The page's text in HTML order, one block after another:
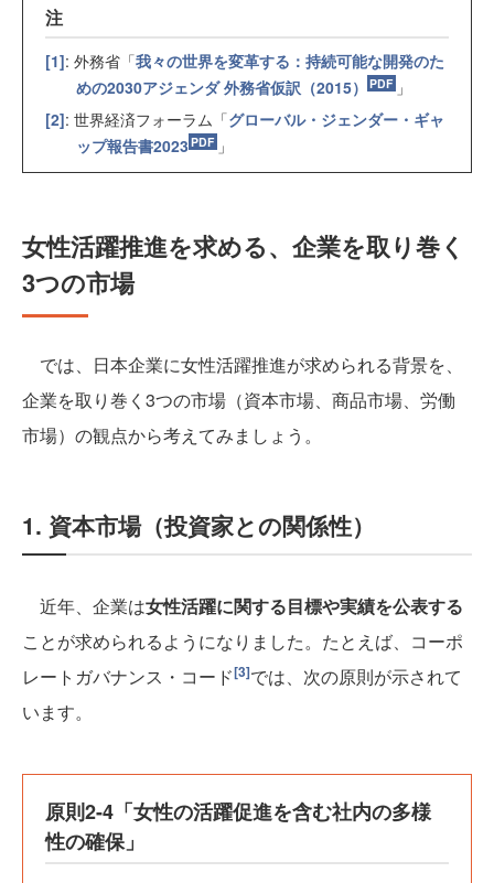
注
[1]: 外務省「我々の世界を変革する：持続可能な開発のた
めの2030アジェンダ 外務省仮訳（2015）
」
[2]: 世界経済フォーラム「グローバル・ジェンダー・ギャ
ップ報告書2023
」
女性活躍推進を求める、企業を取り巻く
3つの市場
では、日本企業に女性活躍推進が求められる背景を、
企業を取り巻く3つの市場（資本市場、商品市場、労働
市場）の観点から考えてみましょう。
1. 資本市場（投資家との関係性）
近年、企業は女性活躍に関する目標や実績を公表する
ことが求められるようになりました。たとえば、コーポ
レートガバナンス・コード[3]では、次の原則が示されて
います。
原則2-4「女性の活躍促進を含む社内の多様
性の確保」